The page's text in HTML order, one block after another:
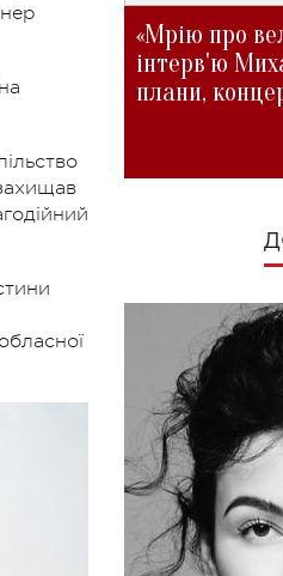
«Мрію про
інтерв'ю
плани,